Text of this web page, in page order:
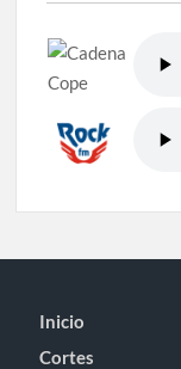
Inicio
Cortes